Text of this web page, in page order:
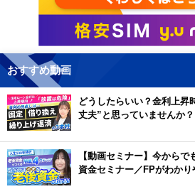
おすすめ動画
どうしたらいい？金利上昇
丈夫”と思っていませんか
【動画セミナー】今から
資金セミナー／FPがわかり